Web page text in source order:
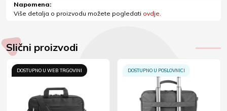
Napomena:
Više detalja o proizvodu možete pogledati ovdje.
Slični proizvodi
DOSTUPNO U WEB TRGOVINI DOSTUPNO U POSLOVNICI